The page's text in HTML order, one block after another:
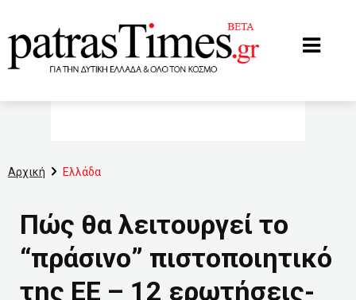
Αρχική Ελλάδα
Πώς θα λειτουργεί το
“πράσινο” πιστοποιητικό
της ΕΕ – 12 ερωτήσεις-